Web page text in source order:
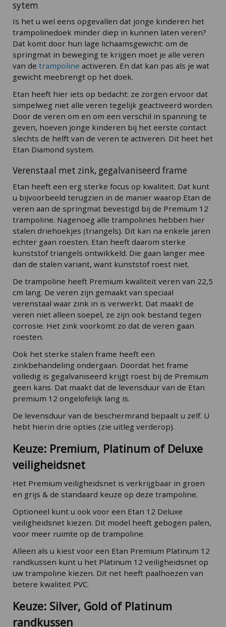
sytem
Is het u wel eens opgevallen dat jonge kinderen het
trampolinedoek minder diep in kunnen laten veren?
Dat komt door hun lage lichaamsgewicht: om de
springmat in beweging te krijgen moet je alle veren
van de trampoline activeren. En dat kan pas als je wat
gewicht meebrengt op het doek.
Etan heeft hier iets op bedacht: ze zorgen ervoor dat
simpelweg niet alle veren tegelijk geactiveerd worden.
Door de veren om en om een verschil in spanning te
geven, hoeven jonge kinderen bij het eerste contact
slechts de helft van de veren te activeren. Dit heet het
Etan Diamond system.
Verenstaal met zink, gegalvaniseerd frame
Etan heeft een erg sterke focus op kwaliteit. Dat kunt
u bijvoorbeeld terugzien in de manier waarop Etan de
veren aan de springmat bevestigd bij de Premium 12
trampoline. Nagenoeg alle trampolines hebben hier
stalen driehoekjes (triangels). Dit kan na enkele jaren
echter gaan roesten. Etan heeft daarom sterke
kunststof triangels ontwikkeld. Die gaan langer mee
dan de stalen variant, want kunststof roest niet.
De trampoline heeft Premium kwaliteit veren van 22,5
cm lang. De veren zijn gemaakt van speciaal
verenstaal waar zink in is verwerkt. Dat maakt de
veren niet alleen soepel, ze zijn ook bestand tegen
corrosie. Het zink voorkomt zo dat de veren gaan
roesten.
Ook het sterke stalen frame heeft een
zinkbehandeling ondergaan. Doordat het frame
volledig is gegalvaniseerd krijgt roest bij de Premium
geen kans. Dat maakt dat de levensduur van de Etan
premium 12 ongelofelijk lang is.
De levensduur van de beschermrand bepaalt u zelf. U
hebt hierin drie opties (zie uitleg verderop).
Keuze: Premium, Platinum of Deluxe
veiligheidsnet
Het Premium veiligheidsnet is verkrijgbaar in groen
en grijs & de standaard keuze op deze trampoline.
Optioneel kunt u ook voor een Etan 12 Deluxe
veiligheidsnet kiezen. Dit model heeft gebogen palen,
voor meer ruimte op de trampoline.
Alleen als u kiest voor een Etan Premium Platinum 12
randkussen kunt u het Platinum 12 veiligheidsnet op
uw trampoline kiezen. Dit net heeft paalhoezen van
betere kwaliteit PVC.
Keuze: Silver, Gold of Platinum
randkussen